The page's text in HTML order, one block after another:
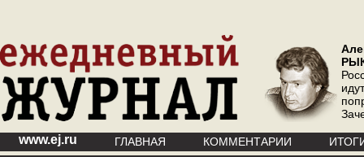
www.ej.ru ГЛАВНАЯ КОММЕНТАРИИ